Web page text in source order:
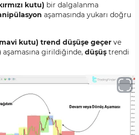
kutu) bir dalgalanma
aşamasında yukarı doğru
kutu) trend düşüşe geçer ve
aşamasına girildiğinde, düşüş trendi